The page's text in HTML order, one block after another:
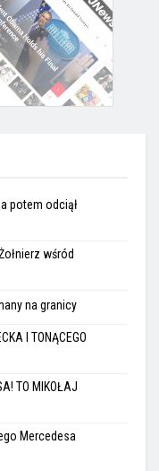
potem odciął
wśród
na granicy
I TONĄCEGO
TO MIKOŁAJ
Mercedesa